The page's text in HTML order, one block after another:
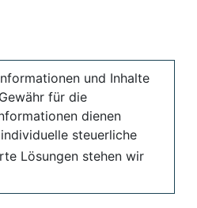
und Inhalte
für die
dienen
steuerliche
Lösungen stehen wir